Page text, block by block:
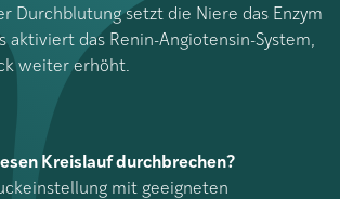
Durchblutung setzt die Niere das Enzym
aktiviert das Renin-Angiotensin-System,
weiter erhöht.
Kreislauf durchbrechen?
mit geeigneten